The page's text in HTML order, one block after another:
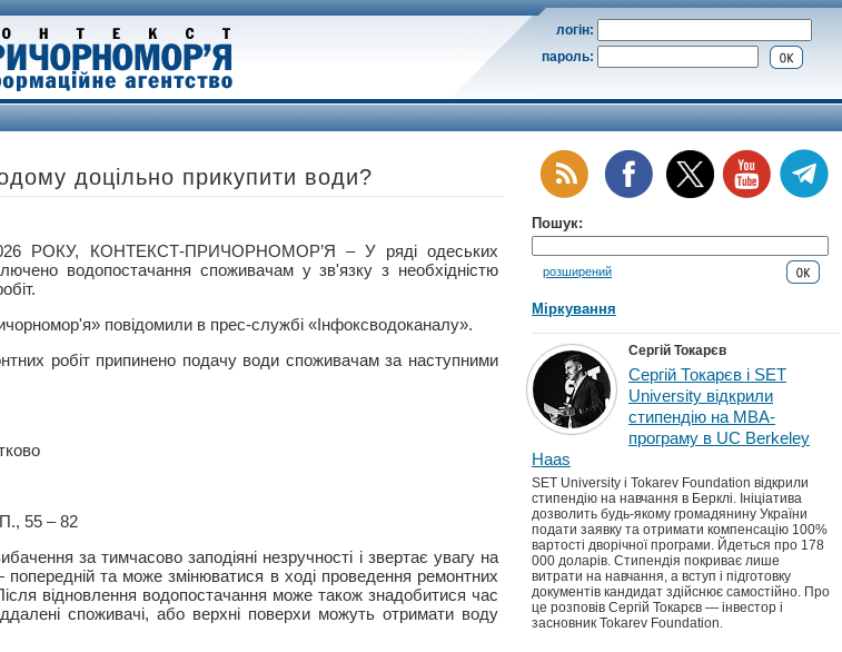
логін:
пароль:
доцільно прикупити води?
РОКУ, КОНТЕКСТ-ПРИЧОРНОМОР’Я – У ряді одеських
водопостачання споживачам у зв'язку з необхідністю
повідомили в прес-службі «Інфоксводоканалу».
робіт припинено подачу води споживачам за наступними
55 – 82
за тимчасово заподіяні незручності і звертає увагу на
та може змінюватися в ході проведення ремонтних
відновлення водопостачання може також знадобитися час
споживачі, або верхні поверхи можуть отримати воду
Пошук:
розширений
Міркування
Сергій Токарєв
Сергій Токарєв і SET
University відкрили
стипендію на MBA-
програму в UC Berkeley
Haas
SET University і Tokarev Foundation відкрили
стипендію на навчання в Берклі. Ініціатива
дозволить будь-якому громадянину України
подати заявку та отримати компенсацію 100%
вартості дворічної програми. Йдеться про 178
000 доларів. Стипендія покриває лише
витрати на навчання, а вступ і підготовку
документів кандидат здійснює самостійно. Про
це розповів Сергій Токарєв — інвестор і
засновник Tokarev Foundation.